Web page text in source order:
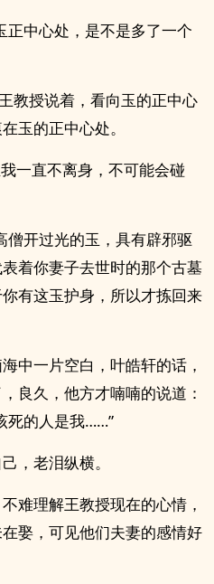
正中心处，是不是多了一个
教授说着，看向玉的正中心
玉的正中心处。
一直不离身，不可能会碰
僧开过光的玉，具有辟邪驱
着你妻子去世时的那个古墓
有这玉护身，所以才拣回来
中一片空白，叶皓轩的话，
良久，他方才喃喃的说道：
死的人是我……”
，老泪纵横。
难理解王教授现在的心情，
娶，可见他们夫妻的感情好